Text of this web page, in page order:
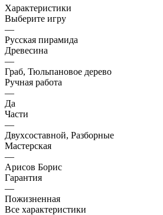
Характеристики
Выберите игру
—
Русская пирамида
Древесина
—
Граб, Тюльпановое дерево
Ручная работа
—
Да
Части
—
Двухсоставной, Разборные
Мастерская
—
Арисов Борис
Гарантия
—
Пожизненная
Все характеристики